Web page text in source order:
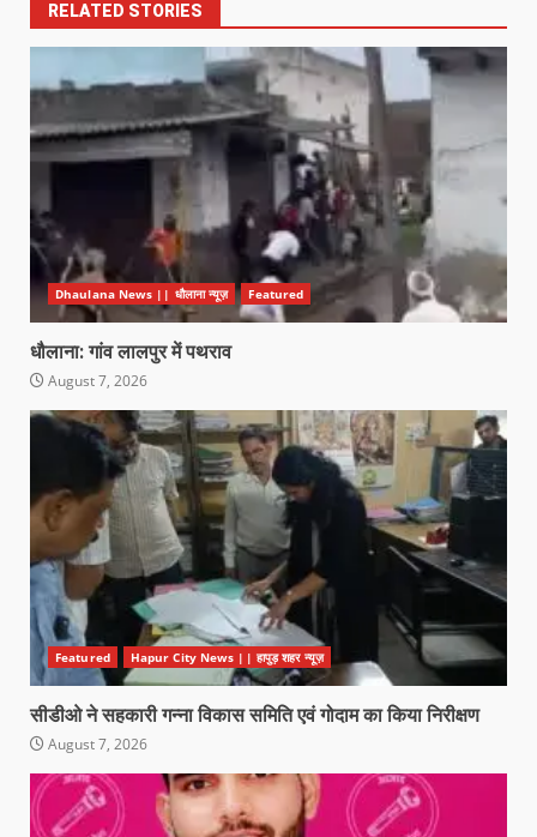
RELATED STORIES
Dhaulana News || धौलाना न्यूज़ Featured
धौलाना: गांव लालपुर में पथराव
August 7, 2026
Featured Hapur City News || हापुड़ शहर न्यूज़
सीडीओ ने सहकारी गन्ना विकास समिति एवं गोदाम का किया निरीक्षण
August 7, 2026